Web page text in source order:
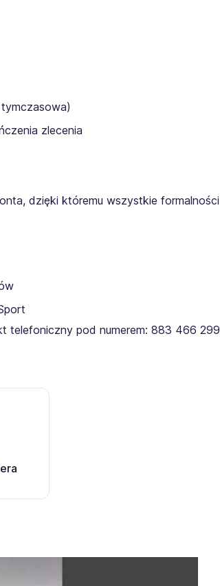
zlecenia
dzięki któremu wszystkie formalności
telefoniczny pod numerem: 883 466 299